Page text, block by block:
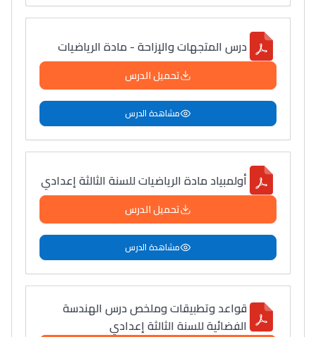
درس المتجهات والإزاحة - مادة الرياضيات
تحميل الدرس
مشاهدة الدرس
أولمبياد مادة الرياضيات للسنة الثالثة إعدادي
تحميل الدرس
مشاهدة الدرس
قواعد وتطبيقات وملخص درس الهندسة
الفضائية للسنة الثالثة إعدادي